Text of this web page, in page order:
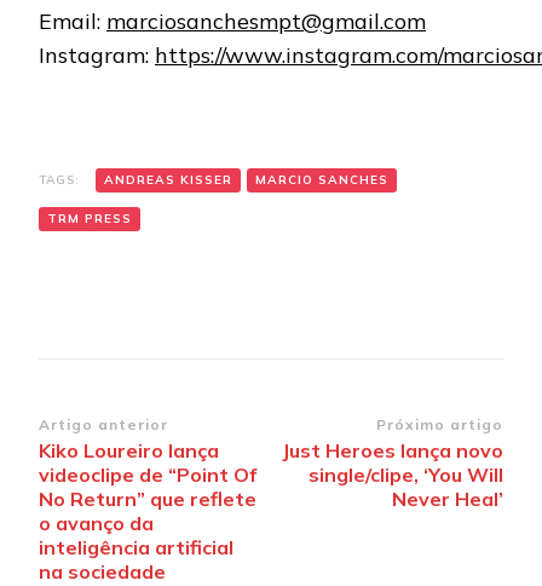
Email: marciosanchesmpt@gmail.com
Instagram: https://www.instagram.com/
TAGS: ANDREAS KISSER MARCIO SANCHES
TRM PRESS
Navegação
de
post
Artigo anterior
Kiko Loureiro lança
videoclipe de “Point Of
No Return” que reflete
o avanço da
inteligência artificial
na sociedade
Próximo artigo
Just Heroes lança novo
single/clipe, ‘You Will
Never Heal’